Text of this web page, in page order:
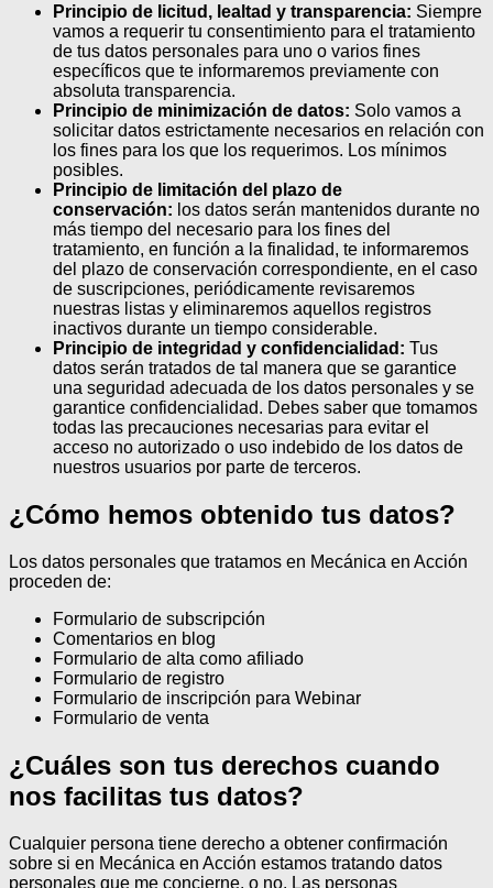
Principio de licitud, lealtad y transparencia: Siempre
vamos a requerir tu consentimiento para el tratamiento
de tus datos personales para uno o varios fines
específicos que te informaremos previamente con
absoluta transparencia.
Principio de minimización de datos: Solo vamos a
solicitar datos estrictamente necesarios en relación con
los fines para los que los requerimos. Los mínimos
posibles.
Principio de limitación del plazo de
conservación: los datos serán mantenidos durante no
más tiempo del necesario para los fines del
tratamiento, en función a la finalidad, te informaremos
del plazo de conservación correspondiente, en el caso
de suscripciones, periódicamente revisaremos
nuestras listas y eliminaremos aquellos registros
inactivos durante un tiempo considerable.
Principio de integridad y confidencialidad: Tus
datos serán tratados de tal manera que se garantice
una seguridad adecuada de los datos personales y se
garantice confidencialidad. Debes saber que tomamos
todas las precauciones necesarias para evitar el
acceso no autorizado o uso indebido de los datos de
nuestros usuarios por parte de terceros.
¿Cómo hemos obtenido tus datos?
Los datos personales que tratamos en Mecánica en Acción
proceden de:
Formulario de subscripción
Comentarios en blog
Formulario de alta como afiliado
Formulario de registro
Formulario de inscripción para Webinar
Formulario de venta
¿Cuáles son tus derechos cuando
nos facilitas tus datos?
Cualquier persona tiene derecho a obtener confirmación
sobre si en Mecánica en Acción estamos tratando datos
personales que me concierne, o no. Las personas